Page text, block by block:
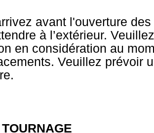
avant l'ouverture
à l’extérieur.
en considération au
Veuillez prévoir